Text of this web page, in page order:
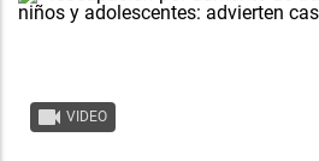
VIDEO